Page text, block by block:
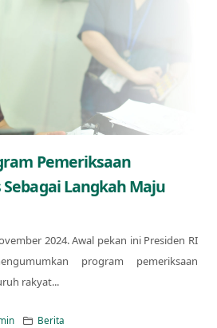
Pemeriksaan
Langkah Maju
2024. Awal pekan ini Presiden RI
program pemeriksaan
rakyat...
Berita